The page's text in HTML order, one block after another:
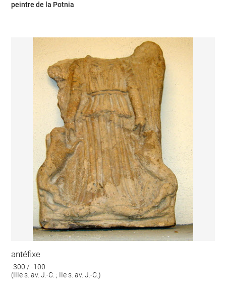
peintre de la Potnia
antéfixe
-300 / -100
(IIIe s. av. J.-C. ; IIe s. av. J.-C.)